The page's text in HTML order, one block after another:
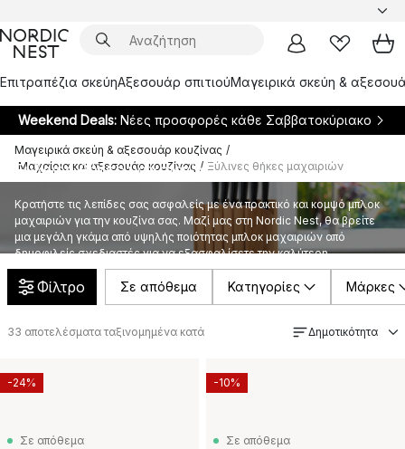
Επιτραπέζια σκεύηΑξεσουάρ σπιτιούΜαγειρικά σκεύη &
Weekend Deals: Νέες προσφορές κάθε Σαββατοκύριακο
Μαγειρικά σκεύη & αξεσουάρ κουζίνας /
Μαχαίρια και αξεσουάρ κουζίνας / Ξύλινες θήκες μαχαιριών
Ξύλινες θήκες μαχαιριών
Κρατήστε τις λεπίδες σας ασφαλείς με ένα πρακτικό και κομψό μπλοκ
μαχαιριών για την κουζίνα σας. Μαζί μας στη Nordic Nest, θα βρείτε
μια μεγάλη γκάμα από υψηλής ποιότητας μπλοκ μαχαιριών από
δημοφιλείς σχεδιαστές για να εξασφαλίσετε την καλύτερη
αποθήκευση και προστασία για τα μαχαίρια σας.
Φίλτρο Σε απόθεμα Κατηγορίες Μάρκες
33 αποτελέσματα ταξινομημένα κατά Δημοτικότητα
Σε απόθεμα
-24%
Σε απόθεμα
-10%